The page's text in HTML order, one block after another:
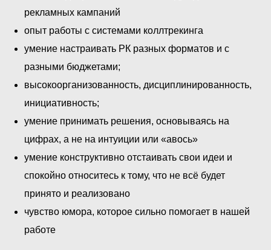
рекламных кампаний
опыт работы с системами коллтрекинга
умение настраивать РК разных форматов и с
разными бюджетами;
высокоорганизованность, дисциплинированность,
инициативность;
умение принимать решения, основываясь на
цифрах, а не на интуиции или «авось»
умение конструктивно отстаивать свои идеи и
спокойно относитесь к тому, что не всё будет
принято и реализовано
чувство юмора, которое сильно помогает в нашей
работе